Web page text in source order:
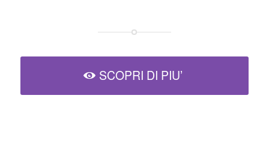
SCOPRI DI PIU’